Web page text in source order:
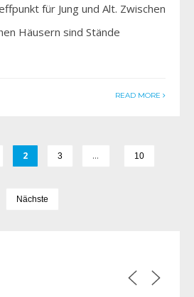
für Jung und Alt. Zwischen
Häusern sind Stände
READ MORE
2 3 … 10
Nächste